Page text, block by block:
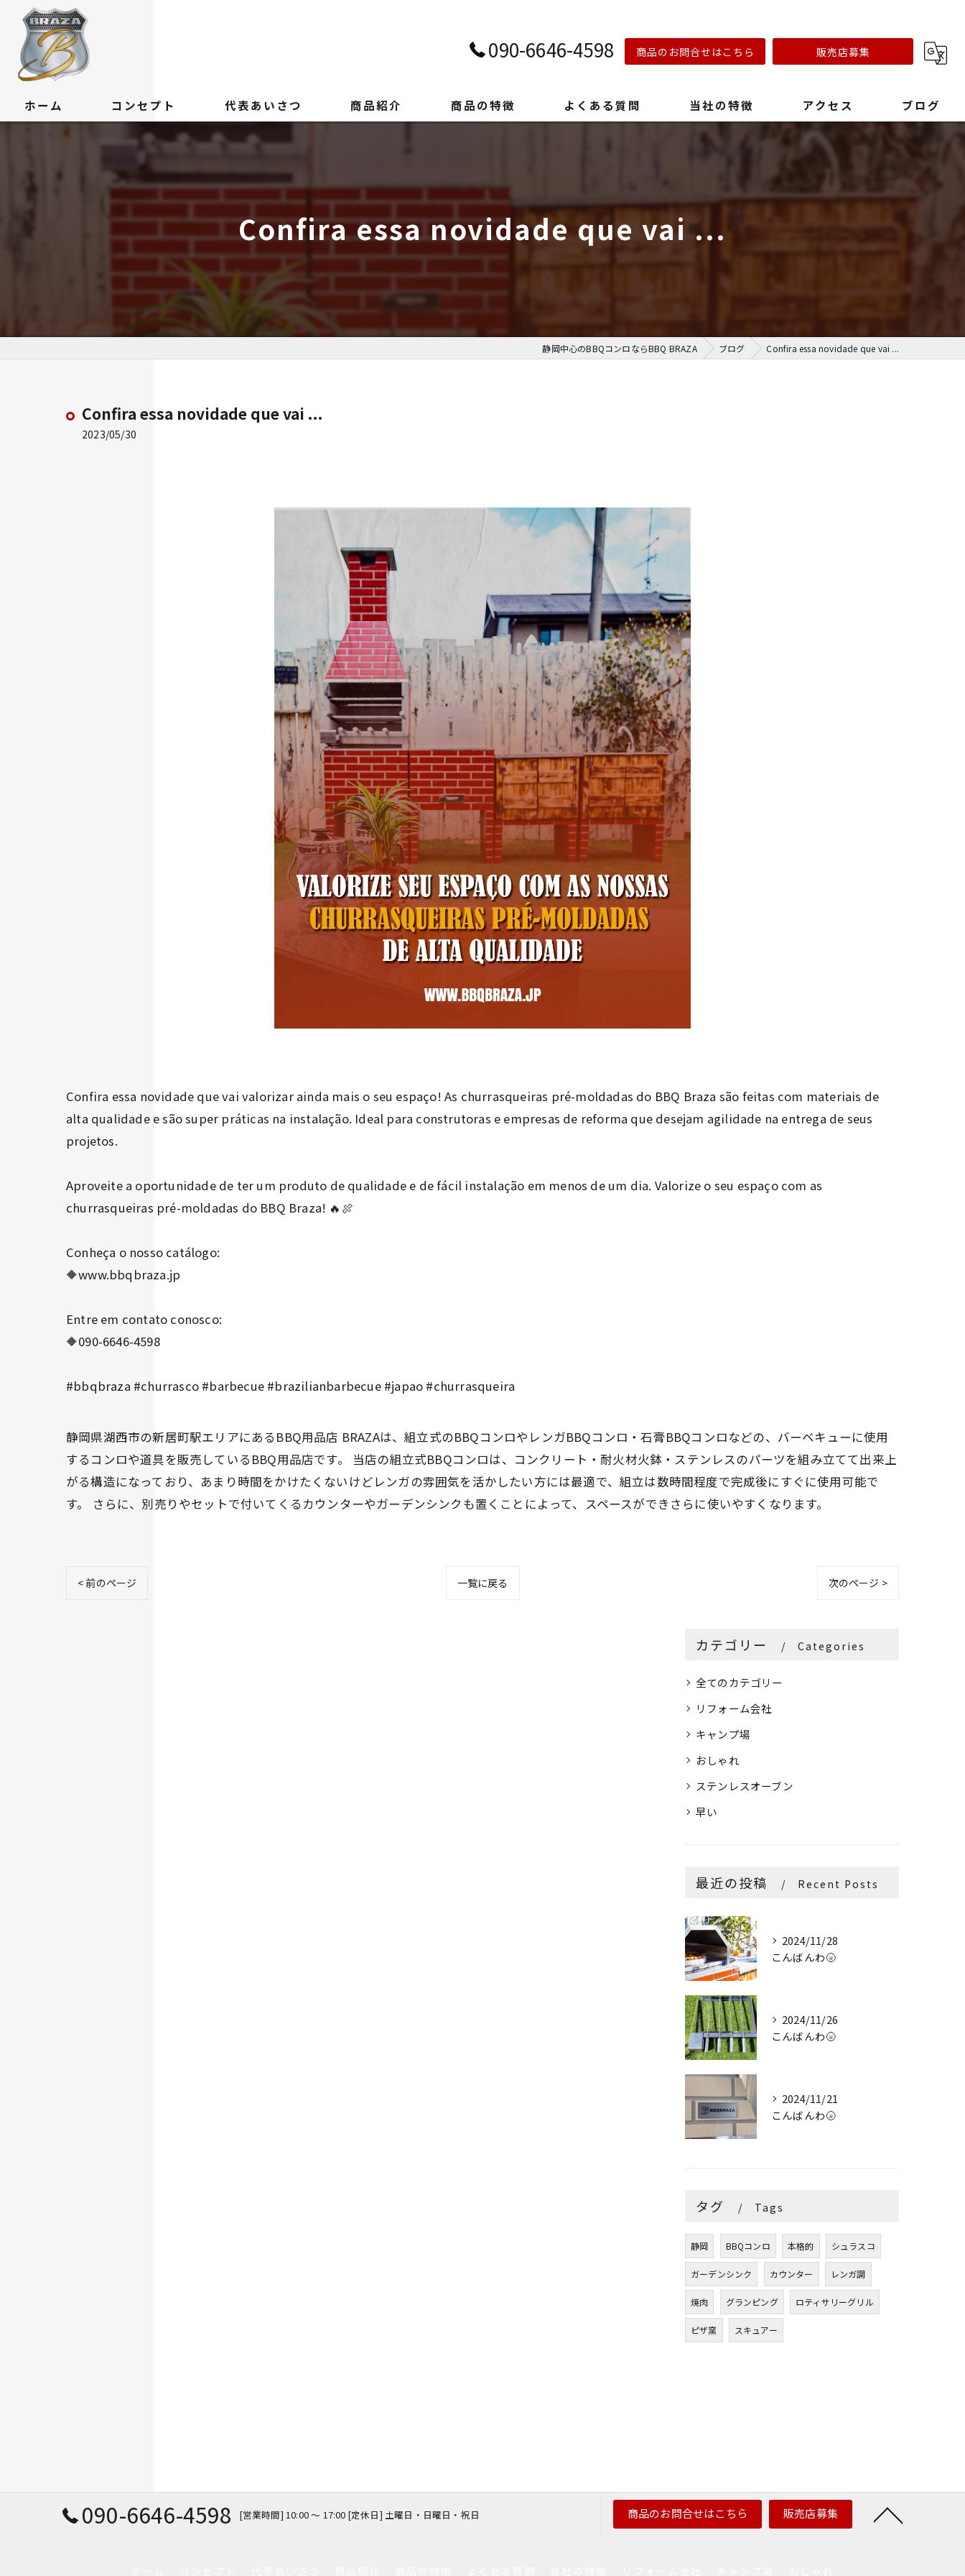
090-6646-4598 商品のお問合せはこちら 販売店募集
ホーム コンセプト 代表あいさつ 商品紹介 商品の特徴 よくある質問 当社の特徴
おしゃれ
ステンレスオーブン
アクセス ブログ
Confira essa novidade que vai ...
静岡中心のBBQコンロならBBQ BRAZA ブログ Confira essa novidade que vai ...
Confira essa novidade que vai ...
2023/05/30
Confira essa novidade que vai valorizar ainda mais o seu espaço! As churrasqueiras pré-moldadas do BBQ Braza são feitas com materiais de
alta qualidade e são super práticas na instalação. Ideal para construtoras e empresas de reforma que desejam agilidade na entrega de seus
projetos.
Aproveite a oportunidade de ter um produto de qualidade e de fácil instalação em menos de um dia. Valorize o seu espaço com as
churrasqueiras pré-moldadas do BBQ Braza! 🔥🍖
Conheça o nosso catálogo:
🔶www.bbqbraza.jp
Entre em contato conosco:
🔶090-6646-4598
#bbqbraza #churrasco #barbecue #brazilianbarbecue #japao #churrasqueira
静岡県湖西市の新居町駅エリアにあるBBQ用品店 BRAZAは、組立式のBBQコンロやレンガBBQコンロ・石膏BBQコンロなどの、バーベキューに使用
するコンロや道具を販売しているBBQ用品店です。 当店の組立式BBQコンロは、コンクリート・耐火材火鉢・ステンレスのパーツを組み立てて出来上
がる構造になっており、あまり時間をかけたくないけどレンガの雰囲気を活かしたい方には最適で、組立は数時間程度で完成後にすぐに使用可能で
す。 さらに、別売りやセットで付いてくるカウンターやガーデンシンクも置くことによって、スペースができさらに使いやすくなります。
< 前のページ 一覧に戻る 次のページ >
カテゴリー Categories
全てのカテゴリー
リフォーム会社
キャンプ場
おしゃれ
ステンレスオーブン
早い
最近の投稿 Recent Posts
2024/11/28
こんばんわ🌝
2024/11/26
こんばんわ🌝
2024/11/21
こんばんわ🌝
タグ Tags
静岡 BBQコンロ 本格的 シュラスコ
ガーデンシンク カウンター レンガ調
焼肉 グランピング ロティサリーグリル
ピザ窯 スキュアー
090-6646-4598 [営業時間] 10:00 〜 17:00 [定休日] 土曜日・日曜日・祝日 商品のお問合せはこちら 販売店募集